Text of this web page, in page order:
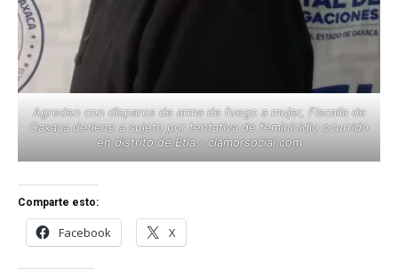
Agreden con disparos de arma de fuego a mujer, Fiscalía de
Oaxaca detiene a sujeto por tentativa de feminicidio ocurrido
en distrito de Etla.- clamorsocial.com
Comparte esto:
Facebook X